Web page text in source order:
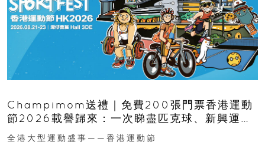
Champimom送禮｜免費200張門票香港運動
節2026載譽歸來：一次睇盡匹克球、新興運
動、街舞比賽＋逾百運動品牌展覽
全港大型運動盛事——香港運動節